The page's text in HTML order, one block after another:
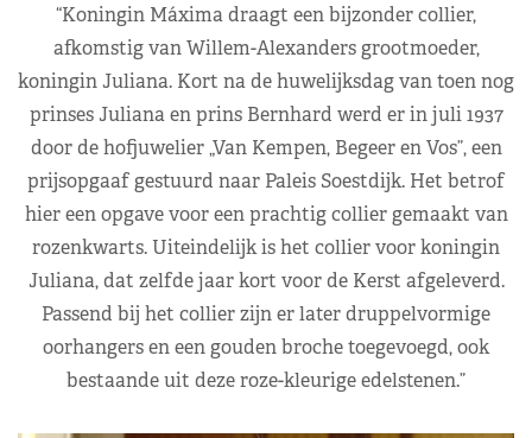
“Koningin Máxima draagt een bijzonder collier,
afkomstig van Willem-Alexanders grootmoeder,
koningin Juliana. Kort na de huwelijksdag van toen nog
prinses Juliana en prins Bernhard werd er in juli 1937
door de hofjuwelier „Van Kempen, Begeer en Vos”, een
prijsopgaaf gestuurd naar Paleis Soestdijk. Het betrof
hier een opgave voor een prachtig collier gemaakt van
rozenkwarts. Uiteindelijk is het collier voor koningin
Juliana, dat zelfde jaar kort voor de Kerst afgeleverd.
Passend bij het collier zijn er later druppelvormige
oorhangers en een gouden broche toegevoegd, ook
bestaande uit deze roze-kleurige edelstenen.”